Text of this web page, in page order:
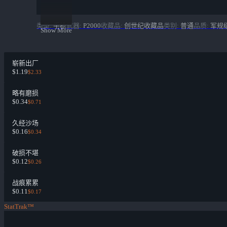
Show More
类型: 手枪武器: P2000收藏品: 创世纪收藏品类别 : 普通品质: 军规
崭新出厂
$1.19$2.33
略有磨损
$0.34$0.71
久经沙场
$0.16$0.34
破损不堪
$0.12$0.26
战痕累累
$0.11$0.17
StatTrak™